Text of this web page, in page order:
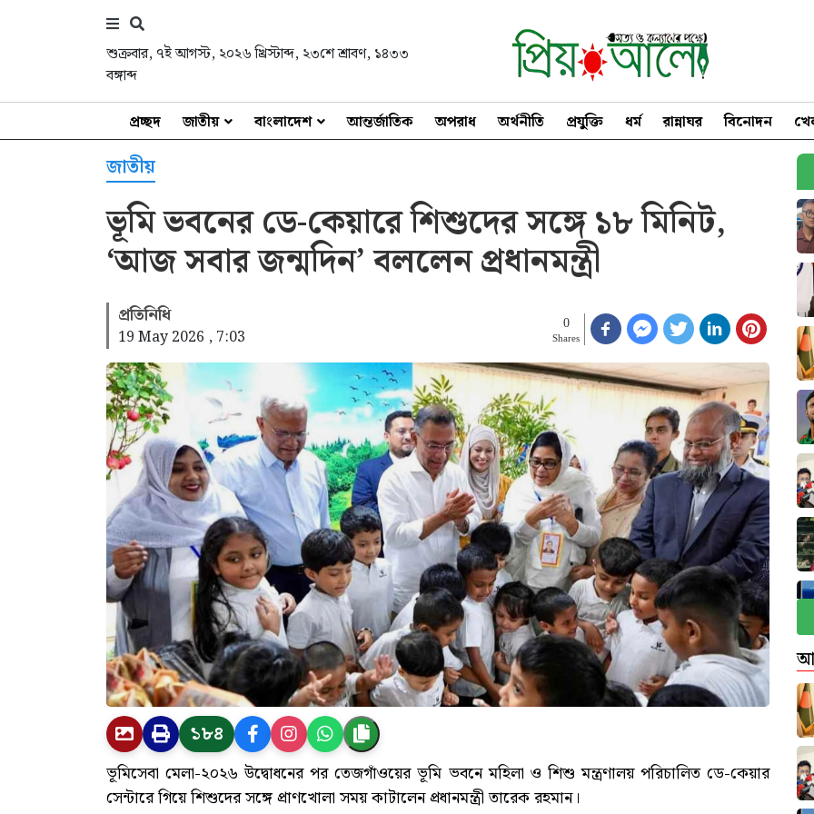
শুক্রবার, ৭ই আগস্ট, ২০২৬ খ্রিস্টাব্দ, ২৩শে শ্রাবণ, ১৪৩৩
বঙ্গাব্দ
প্রচ্ছদ জাতীয় বাংলাদেশ আন্তর্জাতিক অপরাধ অর্থনীতি প্রযুক্তি ধর্ম রান্নাঘর বিনোদন
জাতীয়
ভূমি ভবনের ডে-কেয়ারে শিশুদের সঙ্গে ১৮ মিনিট,
‘আজ সবার জন্মদিন’ বললেন প্রধানমন্ত্রী
প্রতিনিধি
19 May 2026 , 7:03
0
Shares
১৮৪
ভূমিসেবা মেলা-২০২৬ উদ্বোধনের পর তেজগাঁওয়ের ভূমি ভবনে মহিলা ও শিশু মন্ত্রণালয় পরিচালিত ডে-কেয়ার
সেন্টারে গিয়ে শিশুদের সঙ্গে প্রাণখোলা সময় কাটালেন প্রধানমন্ত্রী তারেক রহমান।